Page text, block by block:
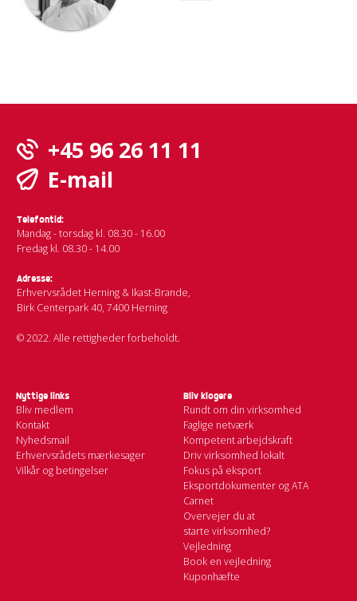
+45 96 26 11 11
E-mail
Telefontid:
Mandag - torsdag kl. 08.30 - 16.00
Fredag kl. 08.30 - 14.00
Adresse:
Erhvervsrådet Herning & Ikast-Brande,
Birk Centerpark 40, 7400 Herning
© 2022. Alle rettigheder forbeholdt.
Nyttige links
Bliv medlem
Kontakt
Nyhedsmail
Erhvervsrådets mærkesager
Vilkår og betingelser
Bliv klogere
Rundt om din virksomhed
Faglige netværk
Kompetent arbejdskraft
Driv virksomhed lokalt
Fokus på eksport
Eksportdokumenter og ATA
Carnet
Overvejer du at
starte virksomhed?
Vejledning
Book en vejledning
Kuponhæfte